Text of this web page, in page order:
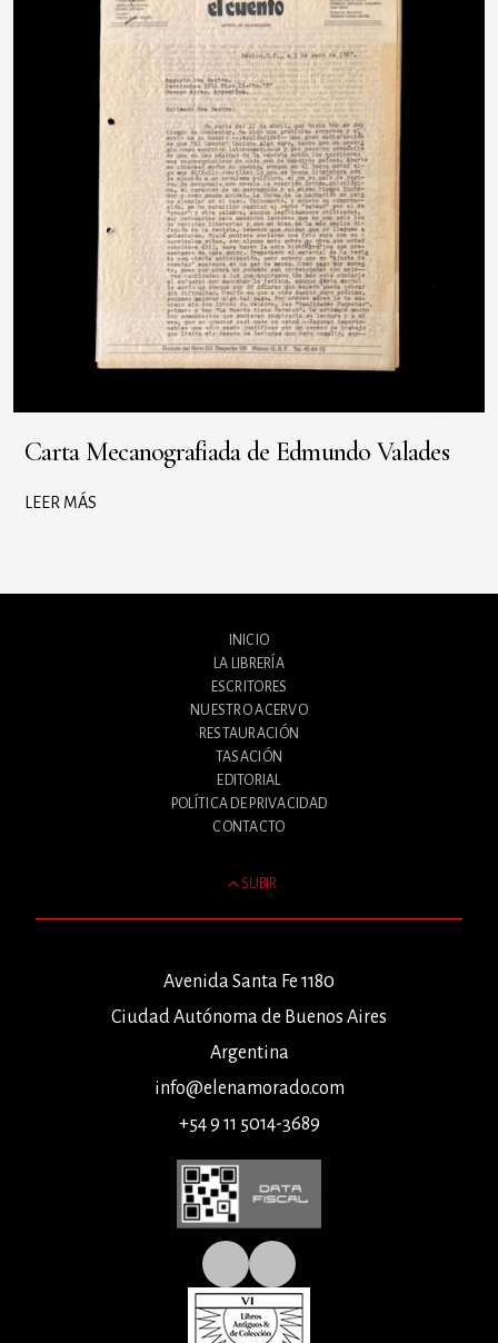
Carta Mecanografiada de Edmundo Valades
LEER MÁS
INICIO
LA LIBRERÍA
ESCRITORES
NUESTRO ACERVO
RESTAURACIÓN
TASACIÓN
EDITORIAL
POLÍTICA DE PRIVACIDAD
CONTACTO
SUBIR
Avenida Santa Fe 1180
Ciudad Autónoma de Buenos Aires
Argentina
info@elenamorado.com
+54 9 11 5014-3689